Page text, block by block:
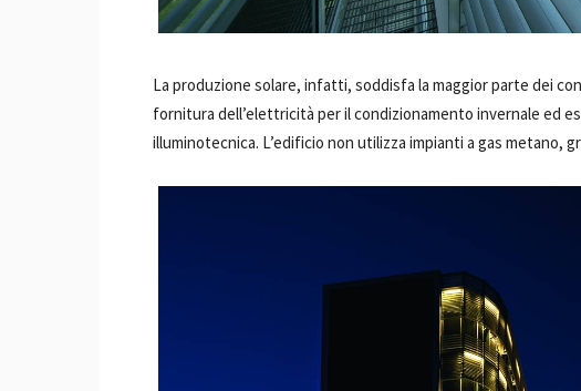
La produzione solare, infatti, soddisfa la maggior parte dei
fornitura dell’elettricità per il condizionamento invernale ed
illuminotecnica. L’edificio non utilizza impianti a gas metano,